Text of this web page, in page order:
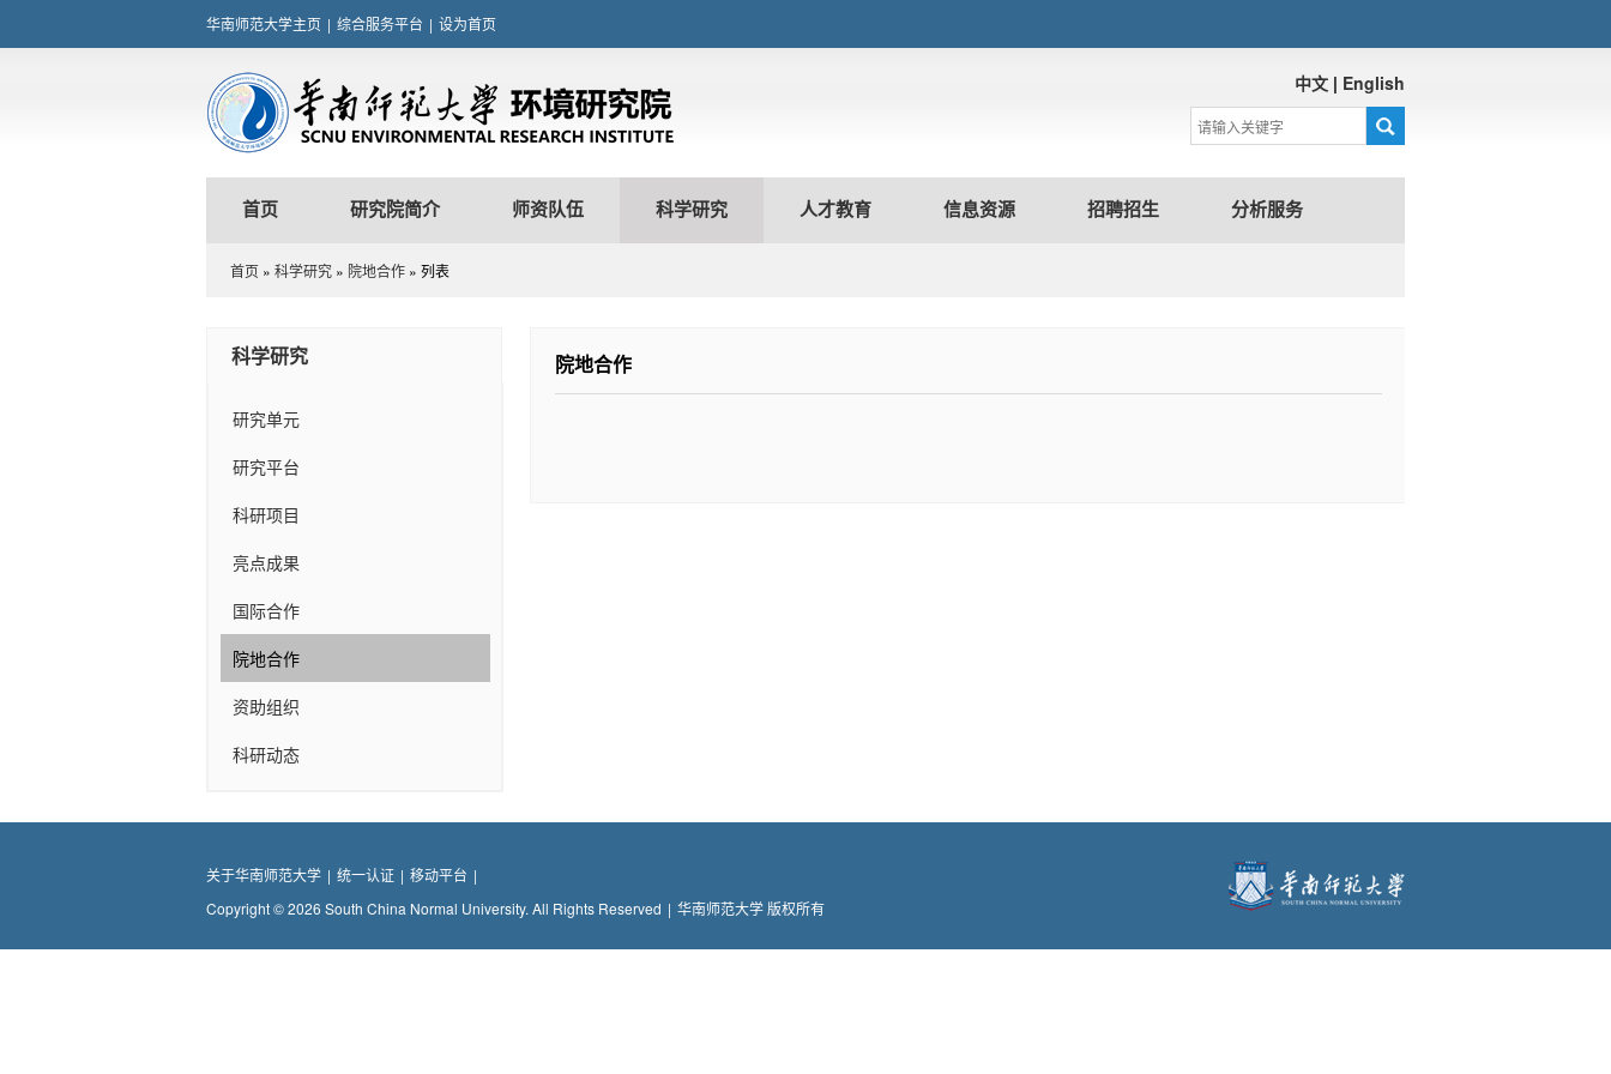
华南师范大学主页 | 综合服务平台 | 设为首页
中文 | English
首页 研究院简介 师资队伍 科学研究 人才教育 信息资源 招聘招生 分析服务
首页 » 科学研究 » 院地合作 » 列表
科学研究
研究单元
研究平台
科研项目
亮点成果
国际合作
院地合作
资助组织
科研动态
院地合作
关于华南师范大学 | 统一认证 | 移动平台 |
Copyright © 2026 South China Normal University. All Rights Reserved | 华南师范大学 版权所有